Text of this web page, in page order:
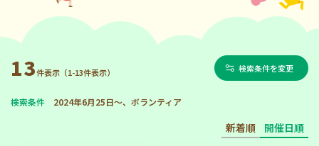
13件表示（1-13件表示） 検索条件を変更
検索条件 2024年6月25日～、ボランティア
新着順 開催日順